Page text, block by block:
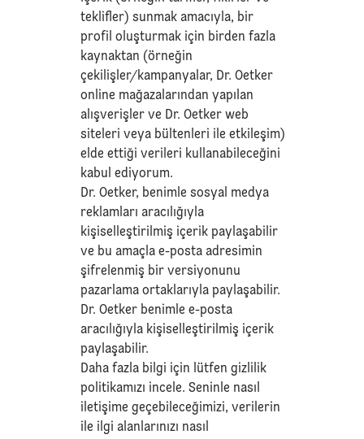
teklifler) sunmak amacıyla, bir
profil oluşturmak için birden fazla
kaynaktan (örneğin
çekilişler/kampanyalar, Dr. Oetker
online mağazalarından yapılan
alışverişler ve Dr. Oetker web
siteleri veya bültenleri ile etkileşim)
elde ettiği verileri kullanabileceğini
kabul ediyorum.
Dr. Oetker, benimle sosyal medya
reklamları aracılığıyla
kişiselleştirilmiş içerik paylaşabilir
ve bu amaçla e-posta adresimin
şifrelenmiş bir versiyonunu
pazarlama ortaklarıyla paylaşabilir.
Dr. Oetker benimle e-posta
aracılığıyla kişiselleştirilmiş içerik
paylaşabilir.
Daha fazla bilgi için lütfengizlilik
politikamızı incele. Seninle nasıl
iletişime geçebileceğimizi, verilerin
ile ilgi alanlarınızı nasıl